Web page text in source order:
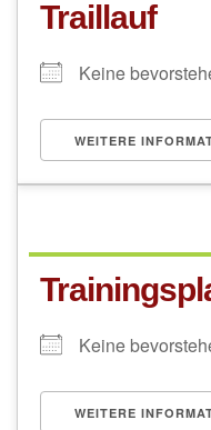
Traillauf
Keine
WEITERE
Keine
WEITERE